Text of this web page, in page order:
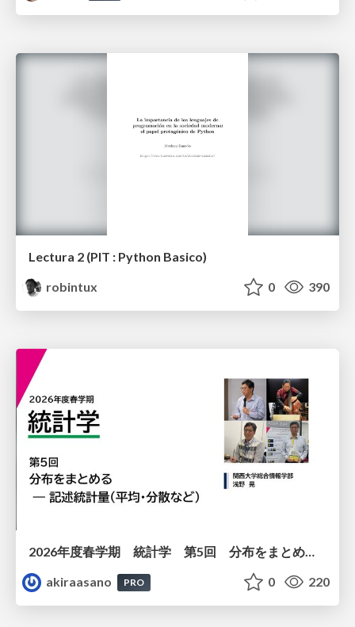
Lectura 2 (PIT : Python Basico)
robintux
0 390
2026年度春学期 統計学 第5回 分布をまとめるー記述統計量（平均・分散など） (2026. 5. 7)
akiraasano
PRO 0 220